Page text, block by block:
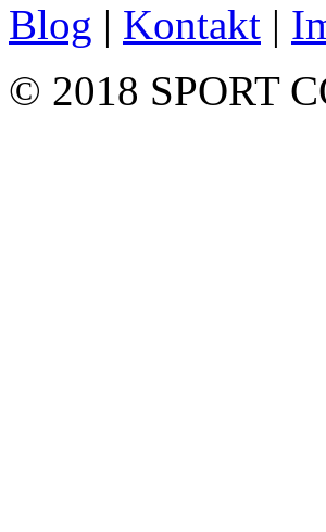
Blog | Kontakt |
© 2018 SPORT